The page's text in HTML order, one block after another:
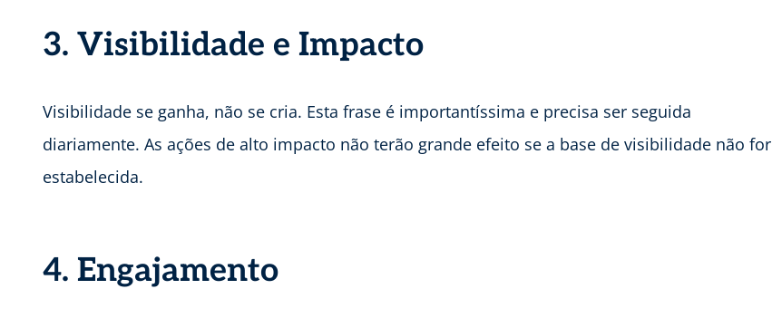
3. Visibilidade e Impacto
Visibilidade se ganha, não se cria. Esta frase é importantíssima e precisa ser seguida
diariamente. As ações de alto impacto não terão grande efeito se a base de visibilidade não for
estabelecida.
4. Engajamento